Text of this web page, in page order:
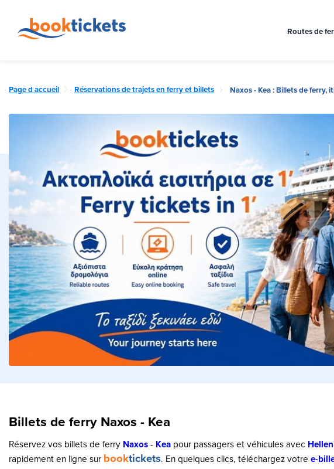
Routes de
Page d accueil Réservations de trajets en ferry et billets Naxos - Kea : Billets de ferry,
Billets de ferry Naxos - Kea
Réservez vos billets de ferry Naxos- Kea pour passagers et véhicules avec
rapidement en ligne sur booktickets. En quelques clics, téléchargez votre e-